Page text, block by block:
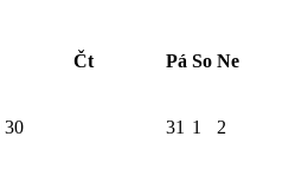
Čt Pá So Ne
30 31 1 2